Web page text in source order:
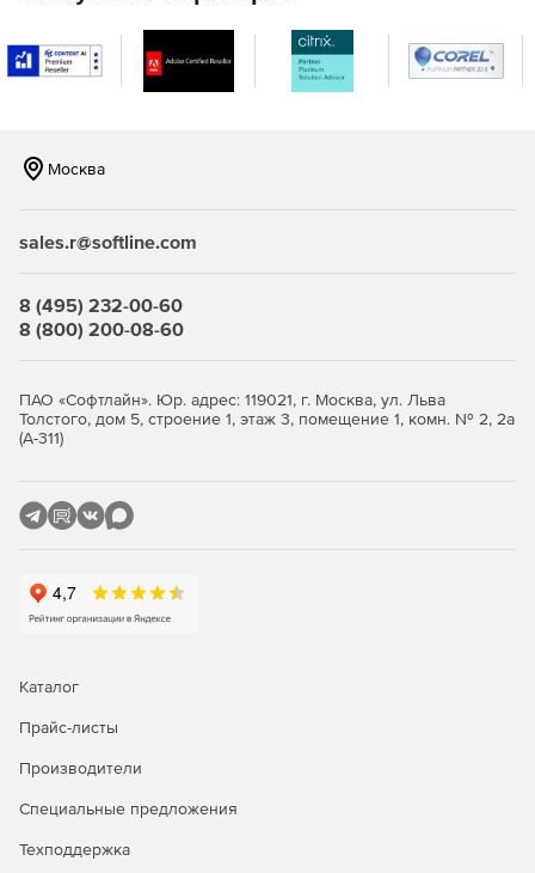
Москва
sales.r@softline.com
8 (495) 232-00-60
8 (800) 200-08-60
ПАО «Софтлайн». Юр. адрес: 119021, г. Москва, ул. Льва
Толстого, дом 5, строение 1, этаж 3, помещение 1, комн. № 2, 2а
(А-311)
Каталог
Прайс-листы
Производители
Специальные предложения
Техподдержка